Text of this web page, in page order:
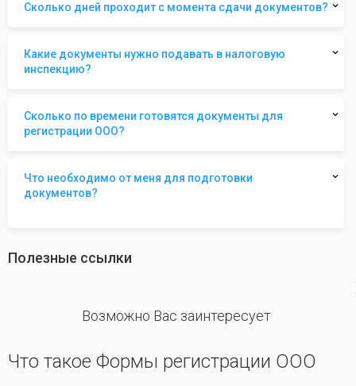
Сколько дней проходит с момента сдачи документов?
Какие документы нужно подавать в налоговую
инспекцию?
Сколько по времени готовятся документы для
регистрации ООО?
Что необходимо от меня для подготовки
документов?
Полезные ссылки
Возможно Вас заинтересует
Что такое Формы регистрации ООО